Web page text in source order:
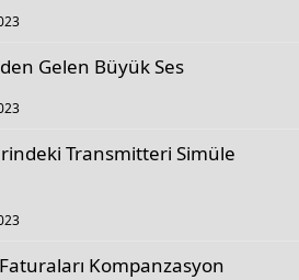
Gelen Büyük Ses
Transmitteri Simüle
Kompanzasyon